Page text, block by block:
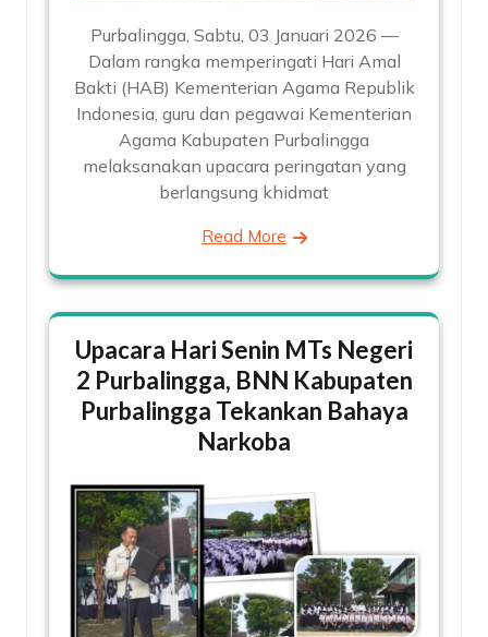
Purbalingga, Sabtu, 03 Januari 2026 —
Dalam rangka memperingati Hari Amal
Bakti (HAB) Kementerian Agama Republik
Indonesia, guru dan pegawai Kementerian
Agama Kabupaten Purbalingga
melaksanakan upacara peringatan yang
berlangsung khidmat
Read More
Upacara Hari Senin MTs Negeri
2 Purbalingga, BNN Kabupaten
Purbalingga Tekankan Bahaya
Narkoba